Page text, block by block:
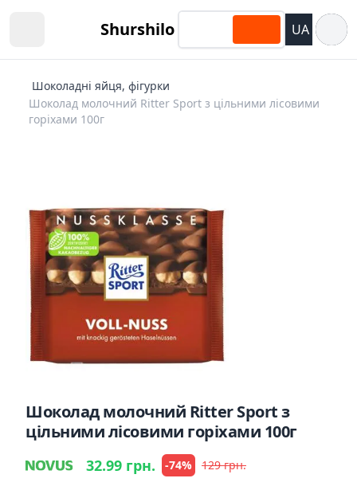
Shurshilo UA
Шоколадні яйця, фігурки
Шоколад молочний Ritter Sport з цільними лісовими
горіхами 100г
Шоколад молочний Ritter Sport з
цільними лісовими горіхами 100г
32.99 грн. -74% 129 грн.